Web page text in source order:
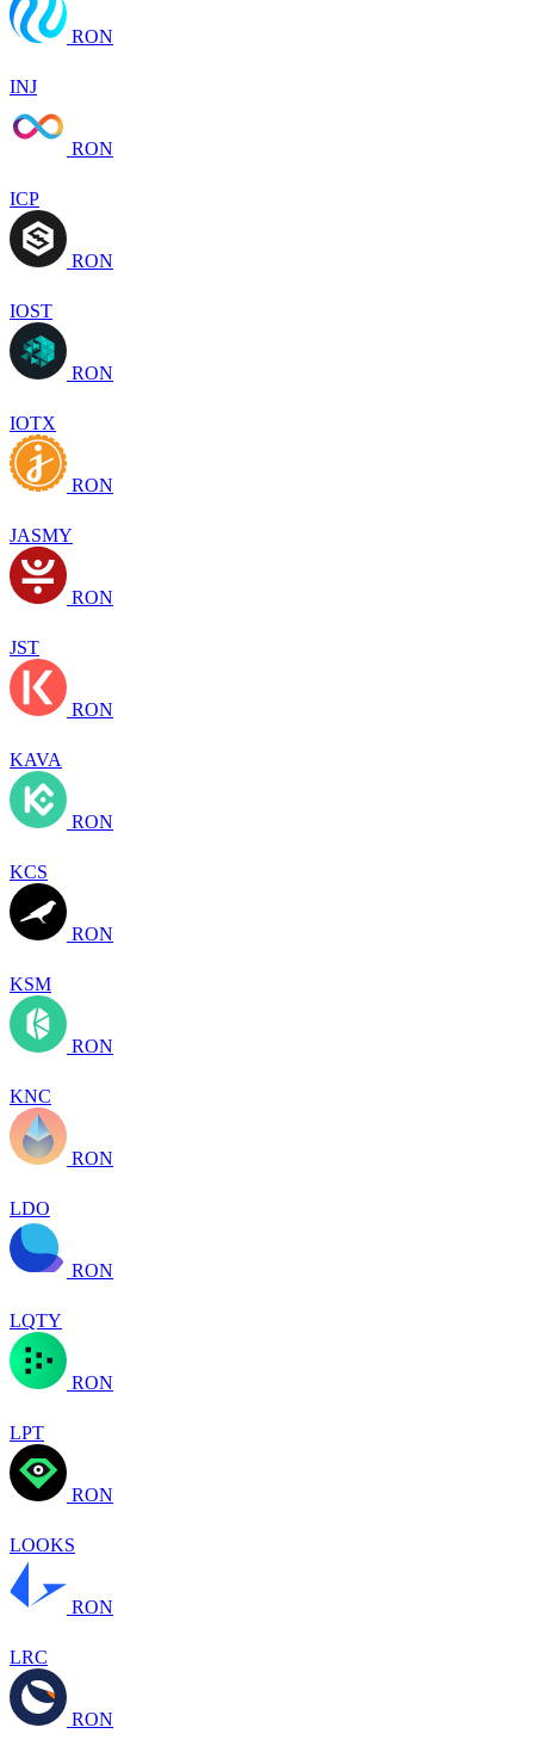
RON
INJ
RON
ICP
RON
IOST
RON
IOTX
RON
JASMY
RON
JST
RON
KAVA
RON
KCS
RON
KSM
RON
KNC
RON
LDO
RON
LQTY
RON
LPT
RON
LOOKS
RON
LRC
RON